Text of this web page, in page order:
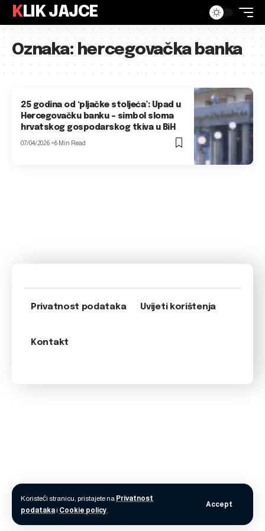
Koristeći stranicu, pristajete na Privatnost
podatakai Cookie policy.
Accept
KLIK JAJCE
Oznaka:hercegovačka banka
25 godina od ‘pljačke stoljeća’: Upad u
Hercegovačku banku – simbol sloma
hrvatskog gospodarskog tkiva u BiH
07/04/2026 6 Min Read
Privatnost podataka Uvijeti korištenja
Kontakt